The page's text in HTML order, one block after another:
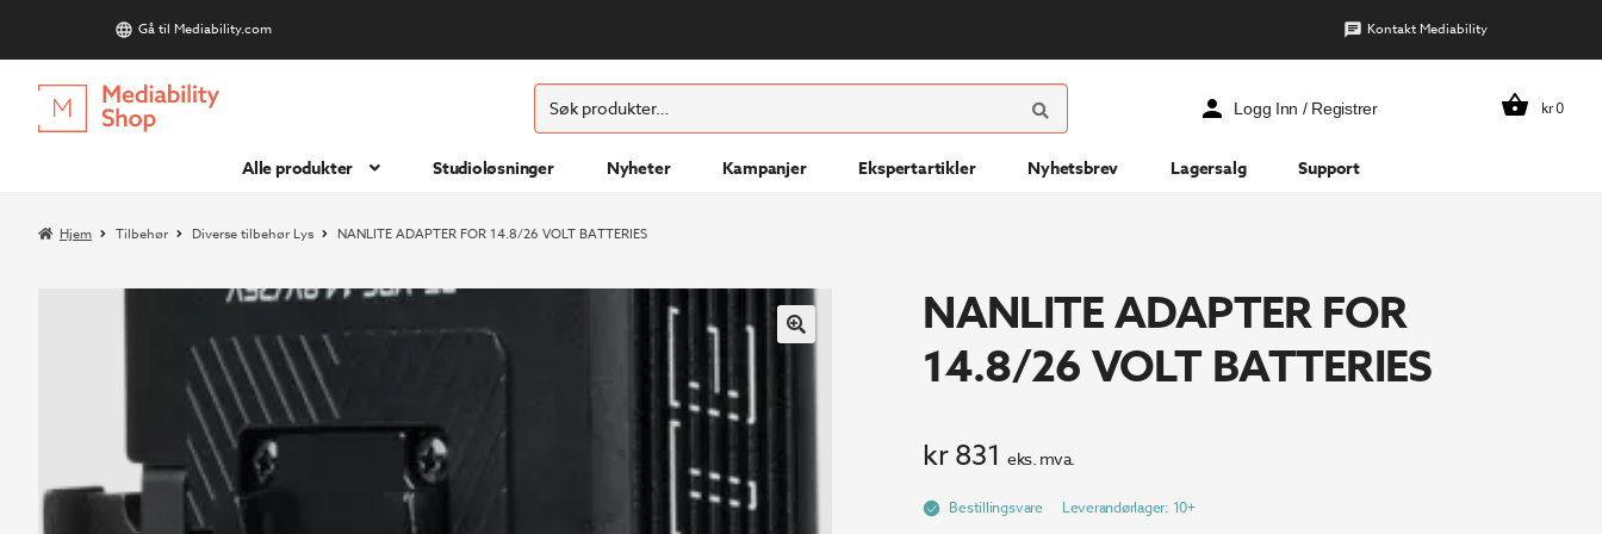
Gå til Mediability.com Kontakt Mediability
Hopp
til
Hopp
til
Søk
etter:
SØK
Logg Inn / Registrer kr0
Alle produkter Studioløsninger Nyheter Kampanjer Ekspertartikler Nyhetsbrev Lagersalg Support
Hjem Tilbehør Diverse tilbehør Lys NANLITE ADAPTER FOR 14.8/26 VOLT BATTERIES
NANLITE ADAPTER FOR
14.8/26 VOLT BATTERIES
kr831 eks. mva.
Bestillingsvare Leverandørlager: 10+